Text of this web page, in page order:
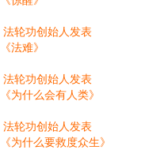
法轮功创始人发表
《法难》
法轮功创始人发表
《为什么会有人类》
法轮功创始人发表
《为什么要救度众生》